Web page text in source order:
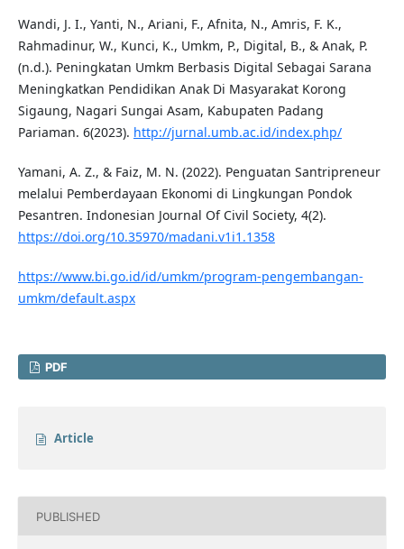
Wandi, J. I., Yanti, N., Ariani, F., Afnita, N., Amris, F. K.,
Rahmadinur, W., Kunci, K., Umkm, P., Digital, B., & Anak, P.
(n.d.). Peningkatan Umkm Berbasis Digital Sebagai Sarana
Meningkatkan Pendidikan Anak Di Masyarakat Korong
Sigaung, Nagari Sungai Asam, Kabupaten Padang
Pariaman. 6(2023). http://jurnal.umb.ac.id/index.php/
Yamani, A. Z., & Faiz, M. N. (2022). Penguatan Santripreneur
melalui Pemberdayaan Ekonomi di Lingkungan Pondok
Pesantren. Indonesian Journal Of Civil Society, 4(2).
https://doi.org/10.35970/madani.v1i1.1358
https://www.bi.go.id/id/umkm/program-pengembangan-
umkm/default.aspx
PDF
Article
PUBLISHED